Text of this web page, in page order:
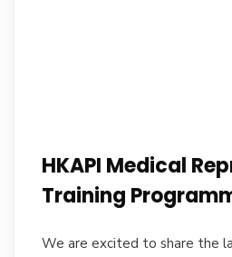
HKAPI Medical
Training
We are excited to share the